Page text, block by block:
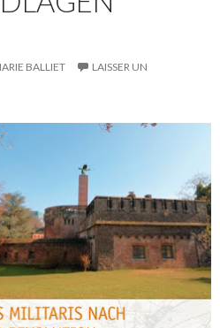
BALLIET
LAISSER UN